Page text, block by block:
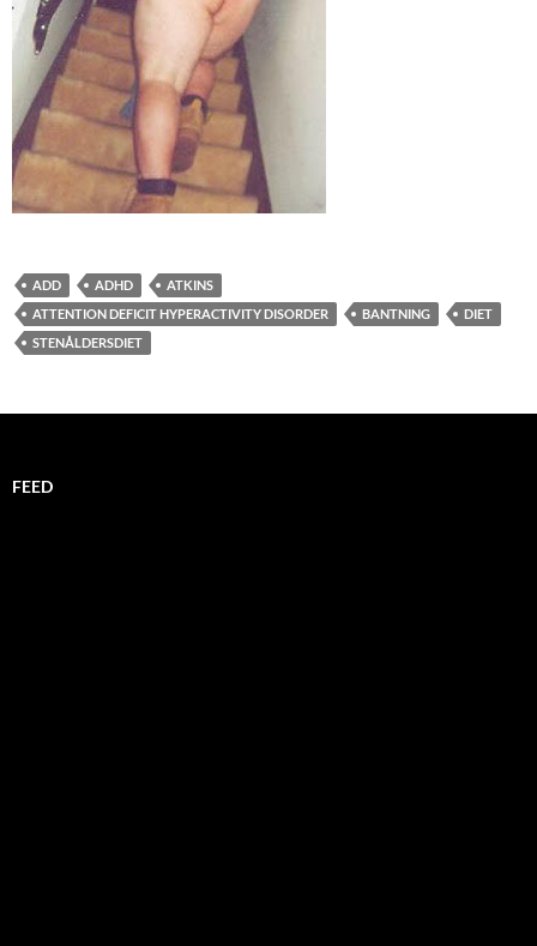
ADD ADHD
ATKINS
ATTENTION DEFICIT HYPERACTIVITY DISORDER
BANTNING
DIET
STENÅLDERSDIET
FEED